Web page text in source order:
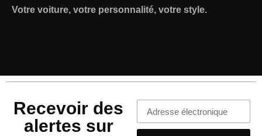
Votre voiture, votre personnalité, votre style.
Recevoir des
alertes sur